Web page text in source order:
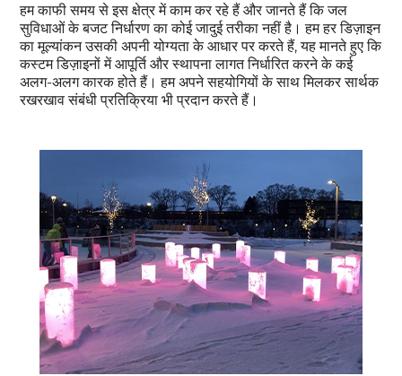
हम काफी समय से इस क्षेत्र में काम कर रहे हैं और जानते हैं कि जल
सुविधाओं के बजट निर्धारण का कोई जादुई तरीका नहीं है। हम हर डिज़ाइन
का मूल्यांकन उसकी अपनी योग्यता के आधार पर करते हैं, यह मानते हुए कि
कस्टम डिज़ाइनों में आपूर्ति और स्थापना लागत निर्धारित करने के कई
अलग-अलग कारक होते हैं। हम अपने सहयोगियों के साथ मिलकर सार्थक
रखरखाव संबंधी प्रतिक्रिया भी प्रदान करते हैं।